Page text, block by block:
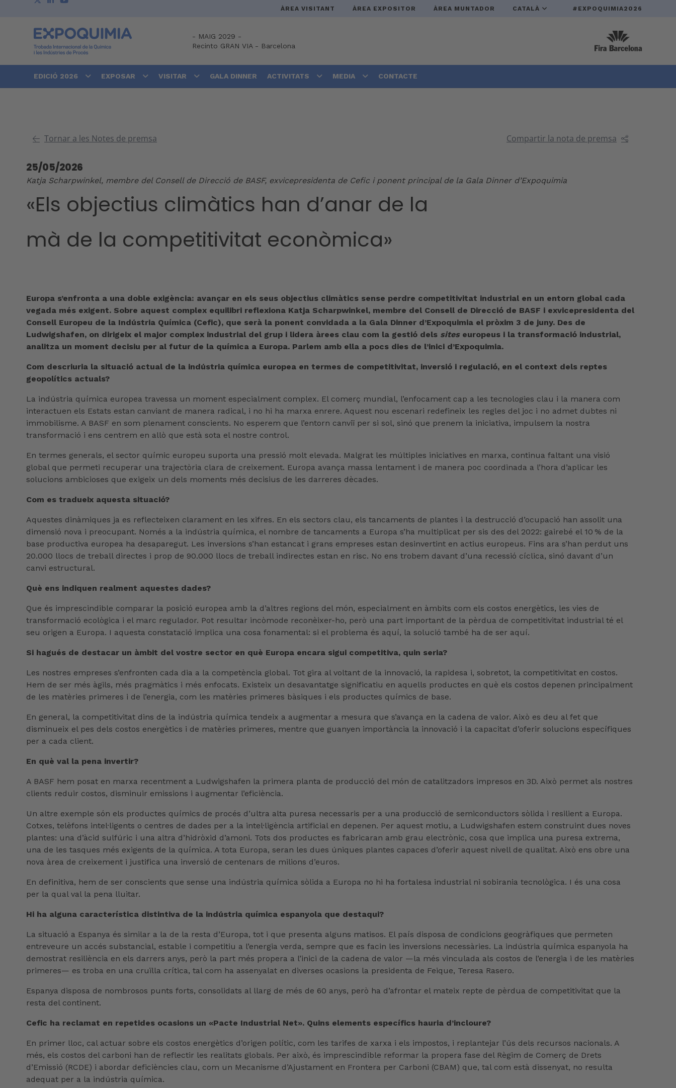
ÀREA VISITANT ÀREA EXPOSITOR ÀREA MUNTADOR CATALÀ #EXPOQUIMIA2026
- MAIG 2029 -
Recinto GRAN VIA- Barcelona
EDICIÓ 2026 EXPOSAR VISITAR GALA DINNER ACTIVITATS MEDIA CONTACTE
Tornar a les Notes de premsa Compartir la nota de premsa
25/05/2026
Katja Scharpwinkel, membre del Consell de Direcció de BASF, exvicepresidenta de Cefic i ponent principal de la Gala Dinner d’Expoquimia
«Els objectius climàtics han d’anar de la
mà de la competitivitat econòmica»
Europa s’enfronta a una doble exigència: avançar en els seus objectius climàtics sense perdre competitivitat industrial en un entorn global cada
vegada més exigent. Sobre aquest complex equilibri reflexiona Katja Scharpwinkel, membre del Consell de Direcció de BASF i exvicepresidenta del
Consell Europeu de la Indústria Química (Cefic), que serà la ponent convidada a la Gala Dinner d’Expoquimia el pròxim 3 de juny. Des de
Ludwigshafen, on dirigeix el major complex industrial del grup i lidera àrees clau com la gestió dels siteseuropeus i la transformació industrial,
analitza un moment decisiu per al futur de la química a Europa. Parlem amb ella a pocs dies de l’inici d’Expoquimia.
Com descriuria la situació actual de la indústria química europea en termes de competitivitat, inversió i regulació, en el context dels reptes
geopolítics actuals?
La indústria química europea travessa un moment especialment complex. El comerç mundial, l’enfocament cap a les tecnologies clau i la manera com
interactuen els Estats estan canviant de manera radical, i no hi ha marxa enrere. Aquest nou escenari redefineix les regles del joc i no admet dubtes ni
immobilisme. A BASF en som plenament conscients. No esperem que l’entorn canviï per si sol, sinó que prenem la iniciativa, impulsem la nostra
transformació i ens centrem en allò que està sota el nostre control.
En termes generals, el sector químic europeu suporta una pressió molt elevada. Malgrat les múltiples iniciatives en marxa, continua faltant una visió
global que permeti recuperar una trajectòria clara de creixement. Europa avança massa lentament i de manera poc coordinada a l’hora d’aplicar les
solucions ambicioses que exigeix un dels moments més decisius de les darreres dècades.
Com es tradueix aquesta situació?
Aquestes dinàmiques ja es reflecteixen clarament en les xifres. En els sectors clau, els tancaments de plantes i la destrucció d’ocupació han assolit una
dimensió nova i preocupant. Només a la indústria química, el nombre de tancaments a Europa s’ha multiplicat per sis des del 2022: gairebé el 10 % de la
base productiva europea ha desaparegut. Les inversions s’han estancat i grans empreses estan desinvertint en actius europeus. Fins ara s’han perdut uns
20.000 llocs de treball directes i prop de 90.000 llocs de treball indirectes estan en risc. No ens trobem davant d’una recessió cíclica, sinó davant d’un
canvi estructural.
Què ens indiquen realment aquestes dades?
Que és imprescindible comparar la posició europea amb la d’altres regions del món, especialment en àmbits com els costos energètics, les vies de
transformació ecològica i el marc regulador. Pot resultar incòmode reconèixer-ho, però una part important de la pèrdua de competitivitat industrial té el
seu origen a Europa. I aquesta constatació implica una cosa fonamental: si el problema és aquí, la solució també ha de ser aquí.
Si hagués de destacar un àmbit del vostre sector en què Europa encara sigui competitiva, quin seria?
Les nostres empreses s’enfronten cada dia a la competència global. Tot gira al voltant de la innovació, la rapidesa i, sobretot, la competitivitat en costos.
Hem de ser més àgils, més pragmàtics i més enfocats. Existeix un desavantatge significatiu en aquells productes en què els costos depenen principalment
de les matèries primeres i de l’energia, com les matèries primeres bàsiques i els productes químics de base.
En general, la competitivitat dins de la indústria química tendeix a augmentar a mesura que s’avança en la cadena de valor. Això es deu al fet que
disminueix el pes dels costos energètics i de matèries primeres, mentre que guanyen importància la innovació i la capacitat d’oferir solucions específiques
per a cada client.
En què val la pena invertir?
A BASF hem posat en marxa recentment a Ludwigshafen la primera planta de producció del món de catalitzadors impresos en 3D. Això permet als nostres
clients reduir costos, disminuir emissions i augmentar l’eficiència.
Un altre exemple són els productes químics de procés d’ultra alta puresa necessaris per a una producció de semiconductors sòlida i resilient a Europa.
Cotxes, telèfons intel·ligents o centres de dades per a la intel·ligència artificial en depenen. Per aquest motiu, a Ludwigshafen estem construint dues noves
plantes: una d’àcid sulfúric i una altra d’hidròxid d’amoni. Tots dos productes es fabricaran amb grau electrònic, cosa que implica una puresa extrema,
una de les tasques més exigents de la química. A tota Europa, seran les dues úniques plantes capaces d’oferir aquest nivell de qualitat. Això ens obre una
nova àrea de creixement i justifica una inversió de centenars de milions d’euros.
En definitiva, hem de ser conscients que sense una indústria química sòlida a Europa no hi ha fortalesa industrial ni sobirania tecnològica. I és una cosa
per la qual val la pena lluitar.
Hi ha alguna característica distintiva de la indústria química espanyola que destaqui?
La situació a Espanya és similar a la de la resta d’Europa, tot i que presenta alguns matisos. El país disposa de condicions geogràfiques que permeten
entreveure un accés substancial, estable i competitiu a l’energia verda, sempre que es facin les inversions necessàries. La indústria química espanyola ha
demostrat resiliència en els darrers anys, però la part més propera a l’inici de la cadena de valor —la més vinculada als costos de l’energia i de les matèries
primeres— es troba en una cruïlla crítica, tal com ha assenyalat en diverses ocasions la presidenta de Feique, Teresa Rasero.
Espanya disposa de nombrosos punts forts, consolidats al llarg de més de 60 anys, però ha d’afrontar el mateix repte de pèrdua de competitivitat que la
resta del continent.
Cefic ha reclamat en repetides ocasions un «Pacte Industrial Net». Quins elements específics hauria d’incloure?
En primer lloc, cal actuar sobre els costos energètics d’origen polític, com les tarifes de xarxa i els impostos, i replantejar l’ús dels recursos nacionals. A
més, els costos del carboni han de reflectir les realitats globals. Per això, és imprescindible reformar la propera fase del Règim de Comerç de Drets
d’Emissió (RCDE) i abordar deficiències clau, com un Mecanisme d’Ajustament en Frontera per Carboni (CBAM) que, tal com està dissenyat, no resulta
adequat per a la indústria química.